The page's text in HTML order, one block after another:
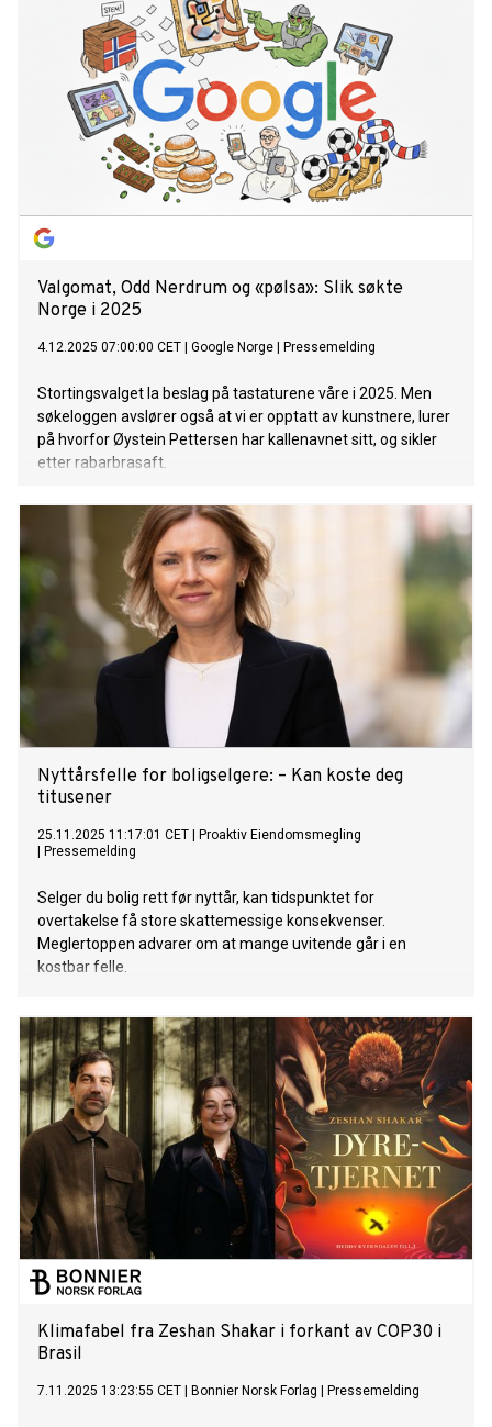
Valgomat, Odd Nerdrum og «pølsa»: Slik søkte
Norge i 2025
4.12.2025 07:00:00 CET Google Norge Pressemelding
Stortingsvalget la beslag på tastaturene våre i 2025. Men
søkeloggen avslører også at vi er opptatt av kunstnere, lurer
på hvorfor Øystein Pettersen har kallenavnet sitt, og sikler
etter rabarbrasaft.
Nyttårsfelle for boligselgere: – Kan koste deg
titusener
25.11.2025 11:17:01 CET
Proaktiv Eiendomsmegling
Pressemelding
Selger du bolig rett før nyttår, kan tidspunktet for
overtakelse få store skattemessige konsekvenser.
Meglertoppen advarer om at mange uvitende går i en
kostbar felle.
Klimafabel fra Zeshan Shakar i forkant av COP30 i
Brasil
7.11.2025 13:23:55 CET Bonnier Norsk Forlag Pressemelding